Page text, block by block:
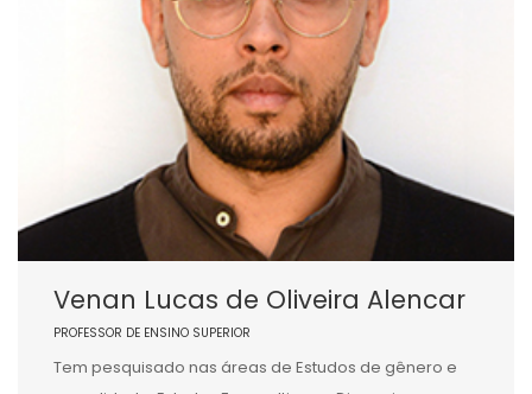
Venan Lucas de Oliveira Alencar
PROFESSOR DE ENSINO SUPERIOR
Tem pesquisado nas áreas de Estudos de gênero e